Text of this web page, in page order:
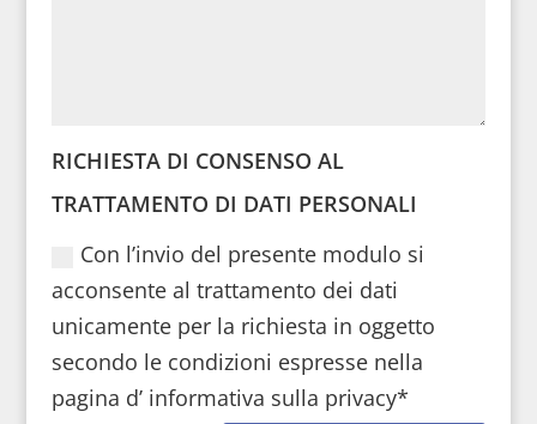
RICHIESTA DI CONSENSO AL
TRATTAMENTO DI DATI PERSONALI
Con l’invio del presente modulo si
acconsente al trattamento dei dati
unicamente per la richiesta in oggetto
secondo le condizioni espresse nella
pagina d’ informativa sulla privacy*